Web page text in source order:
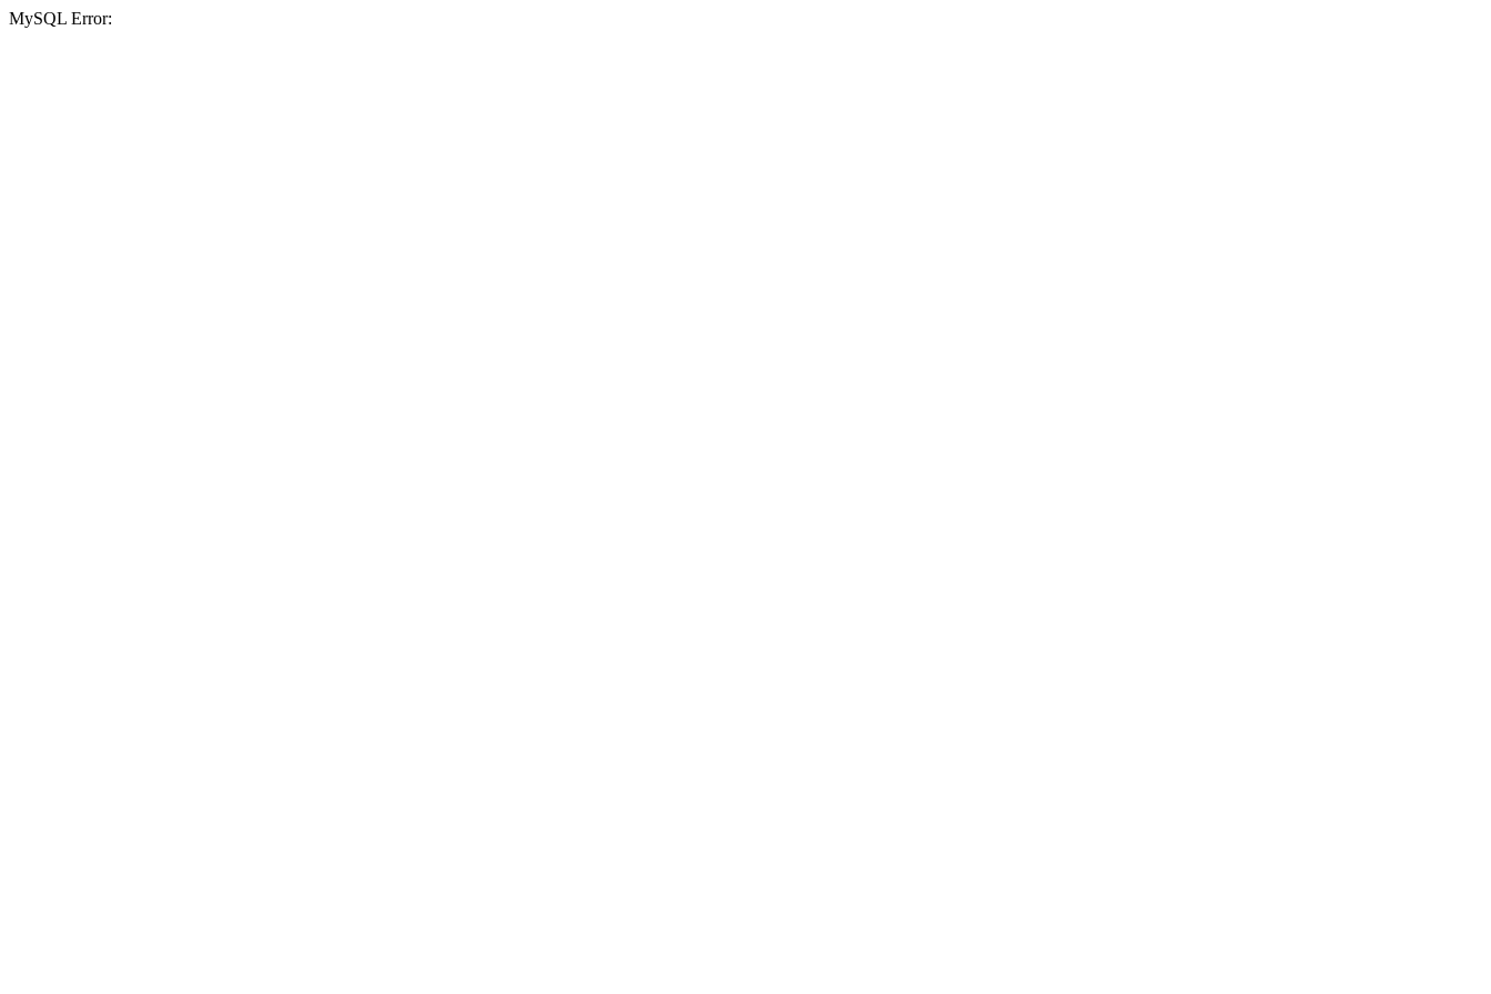
MySQL Error: